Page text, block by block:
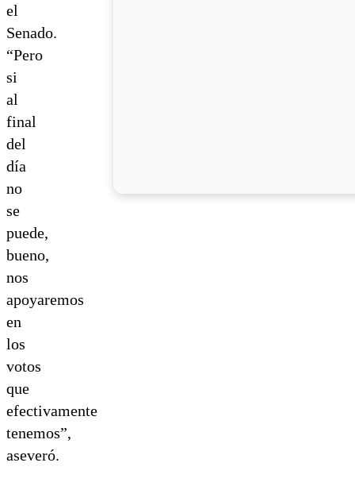
el
Senado.
“Pero
si
al
final
del
día
no
se
puede,
bueno,
nos
apoyaremos
en
los
votos
que
efectivamente
tenemos”,
aseveró.